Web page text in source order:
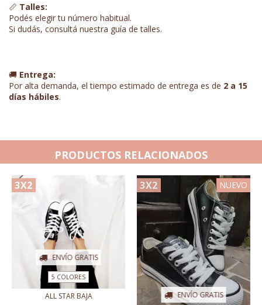
📏 Talles:
Podés elegir tu número habitual.
Si dudás, consultá nuestra guía de talles.
🚚 Entrega:
Por alta demanda, el tiempo estimado de entrega es de 2 a 15
días hábiles.
PRODUCTOS RELACIONADOS
3X2
ENVÍO GRATIS
5 COLORES
ALL STAR BAJA
3X2
ENVÍO GRATIS
NUEVO